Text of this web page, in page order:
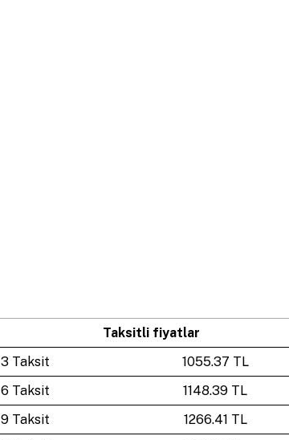
Taksitli fiyatlar
3 Taksit
1055.37 TL
6 Taksit
1148.39 TL
9 Taksit
1266.41 TL